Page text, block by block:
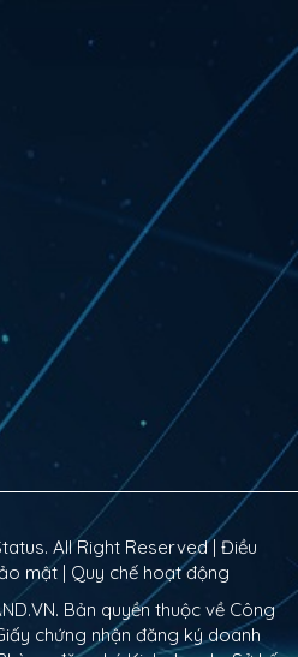
All Right Reserved | Điều
mật | Quy chế hoạt động
. Bản quyền thuộc về Công
chứng nhận đăng ký doanh